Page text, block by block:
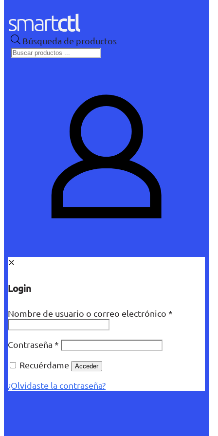
Búsqueda de productos
✕
Login
Nombre de usuario o correo electrónico *
Contraseña *
Recuérdame
Acceder
¿Olvidaste la contraseña?